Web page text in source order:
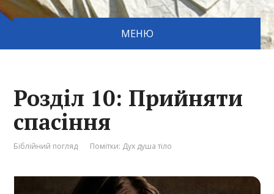
МЕНЮ
Розділ 10: Прийняти
спасіння
Біблійний погляд Помітки: Дух душа тіло